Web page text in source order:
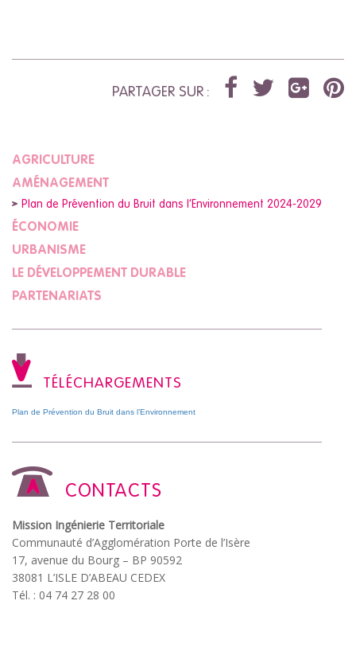
PARTAGER SUR :
AGRICULTURE
AMÉNAGEMENT
Plan de Prévention du Bruit dans l’Environnement 2024-2029
ÉCONOMIE
URBANISME
LE DÉVELOPPEMENT DURABLE
PARTENARIATS
TÉLÉCHARGEMENTS
Plan de Prévention du Bruit dans l’Environnement
CONTACTS
Mission Ingénierie Territoriale
Communauté d’Agglomération Porte de l’Isère
17, avenue du Bourg – BP 90592
38081 L’ISLE D’ABEAU CEDEX
Tél. : 04 74 27 28 00